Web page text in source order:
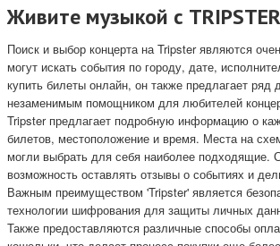
Живите музыкой с
Поиск и выбор концерта на Tripster являются
могут искать события по городу, дате,
купить билеты онлайн, он также предлагает
незаменимым помощником для любителей
Tripster предлагает подробную информацию о
билетов, местоположение и время. Места на
могли выбрать для себя наиболее подходящие.
возможность оставлять отзывы о событиях и
Важным преимуществом 'Tripster' является
технологии шифрования для защиты личных
Также предоставляются различные способы